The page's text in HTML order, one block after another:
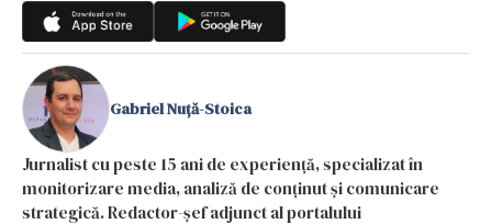
Gabriel Nuță-Stoica
Jurnalist cu peste 15 ani de experiență, specializat în
monitorizare media, analiză de conținut și comunicare
strategică. Redactor-șef adjunct al portalului